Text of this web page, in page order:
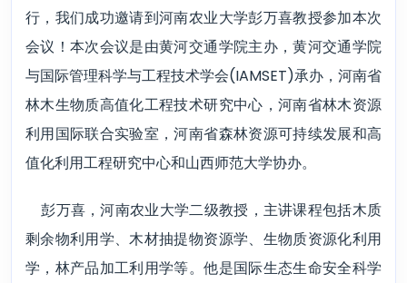
行，我们成功邀请到河南农业大学彭万喜教授参加本次
会议！本次会议是由黄河交通学院主办，黄河交通学院
与国际管理科学与工程技术学会(IAMSET)承办，河南省
林木生物质高值化工程技术研究中心，河南省林木资源
利用国际联合实验室，河南省森林资源可持续发展和高
值化利用工程研究中心和山西师范大学协办。
彭万喜，河南农业大学二级教授，主讲课程包括木质
剩余物利用学、木材抽提物资源学、生物质资源化利用
学，林产品加工利用学等。他是国际生态生命安全科学